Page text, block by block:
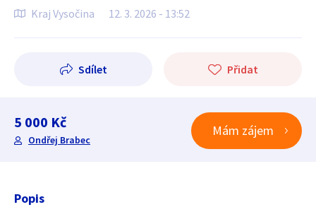
Kraj Vysočina 12. 3. 2026 - 13:52
Sdílet Přidat
5 000 Kč
Ondřej Brabec
Mám zájem
Popis